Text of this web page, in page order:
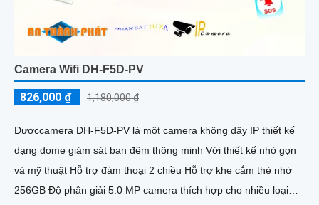
Camera Wifi DH-F5D-PV
826,000 ₫ 1,180,000 ₫
Đượccamera DH-F5D-PV là một camera không dây IP thiết kế
dạng dome giám sát ban đêm thông minh Với thiết kế nhỏ gọn
và mỹ thuật Hỗ trợ đàm thoại 2 chiều Hỗ trợ khe cắm thẻ nhớ
256GB Độ phân giải 5.0 MP camera thích hợp cho nhiều loại